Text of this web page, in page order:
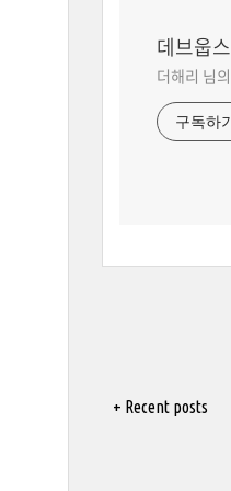
데브웁스
더해리 님
구독하
+ Recent posts